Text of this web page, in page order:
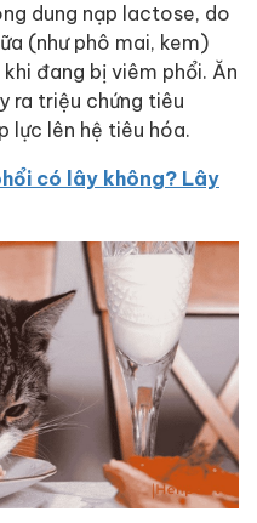
dung nạp lactose, do
(như phô mai, kem)
đang bị viêm phổi. Ăn
ra triệu chứng tiêu
lực lên hệ tiêu hóa.
có lây không? Lây